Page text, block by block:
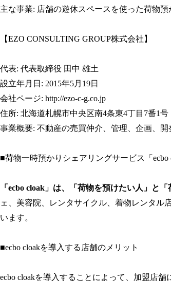
主な事業: 店舗の遊休スペースを使った荷物
【EZO CONSULTING GROUP株式会社】
代表: 代表取締役 田中 雄土
設立年月日: 2015年5月19日
会社ページ: http://ezo-c-g.co.jp
住所: 北海道札幌市中央区南4条東4丁目7番1号
事業概要: 不動産の売買仲介、管理、企画、
■荷物一時預かりシェアリングサービス「ecbo
「ecbo cloak」は、「荷物を預けたい人」と
ェ、美容院、レンタサイクル、着物レンタル
います。
■ecbo cloakを導入する店舗のメリット
ecbo cloakを導入することによって、加盟店舗